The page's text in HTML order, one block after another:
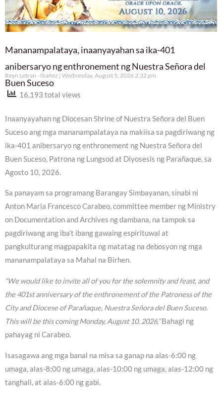
Mananampalataya, inaanyayahan sa ika-401
anibersaryo ng enthronement ng Nuestra Señora del
Buen Suceso
Reyn Letran - Ibañez Wednesday, August 5, 2026 2:32 pm
16,193 total views
Inaanyayahan ng Diocesan Shrine of Nuestra Señora del Buen
Suceso ang mga mananampalataya na makiisa sa pagdiriwang ng
ika-401 anibersaryo ng enthronement ng Nuestra Señora del
Buen Suceso, Patrona ng Lungsod at Diyosesis ng Parañaque, sa
Agosto 10, 2026.
Sa panayam sa programang Barangay Simbayanan, sinabi ni
Anton Maria Francesco Carabeo, committee member ng Ministry
on Documentation and Archives ng dambana, na tampok sa
pagdiriwang ang iba’t ibang gawaing espirituwal at
pangkulturang magpapakita ng matatag na debosyon ng mga
mananampalataya sa Mahal na Birhen.
“We would like to invite all of you for the solemnity and feast, and
the 401st anniversary of the enthronement of the Patroness of the
City and Diocese of Parañaque, Nuestra Señora del Buen Suceso.
This will be this coming Monday, August 10, 2026,”Bahagi ng
pahayag ni Carabeo.
Isasagawa ang mga banal na misa sa ganap na alas-6:00 ng
umaga, alas-8:00 ng umaga, alas-10:00 ng umaga, alas-12:00 ng
tanghali, at alas-6:00 ng gabi.